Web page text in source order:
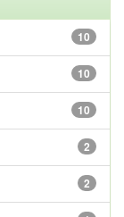
10
10
10
2
2